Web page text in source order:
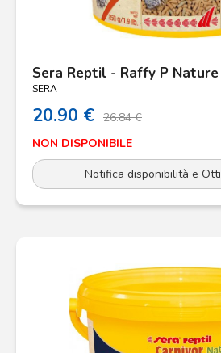
Sera Reptil - Raffy P
SERA
20.90 € 26.84 €
NON DISPONIBILE
Notifica disponibilità e